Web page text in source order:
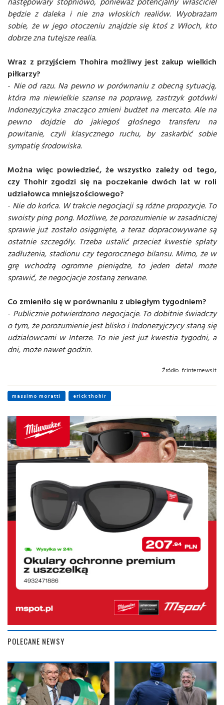
będzie z daleka i nie zna włoskich realiów. Wyobrażam
sobie, że w jego otoczeniu znajdzie się ktoś z Włoch, kto
dobrze zna tutejsze realia.
Wraz z przyjściem Thohira możliwy jest zakup wielkich
piłkarzy?
- Nie od razu. Na pewno w porównaniu z obecną sytuacją,
która ma niewielkie szanse na poprawę, zastrzyk gotówki
Indonezyjczyka znacząco zmieni budżet na mercato. Ale na
pewno dojdzie do jakiegoś głośnego transferu na
powitanie, czyli klasycznego ruchu, by zaskarbić sobie
sympatię środowiska.
Można więc powiedzieć, że wszystko zależy od tego,
czy Thohir zgodzi się na poczekanie dwóch lat w roli
udziałowca mniejszościowego?
- Nie do końca. W trakcie negocjacji są różne propozycje. To
swoisty ping pong. Możliwe, że porozumienie w zasadniczej
sprawie już zostało osiągnięte, a teraz dopracowywane są
ostatnie szczegóły. Trzeba ustalić przecież kwestie spłaty
zadłużenia, stadionu czy tegorocznego bilansu. Mimo, że w
grę wchodzą ogromne pieniądze, to jeden detal może
sprawić, że negocjacje zostaną zerwane.
Co zmieniło się w porównaniu z ubiegłym tygodniem?
- Publicznie potwierdzono negocjacje. To dobitnie świadczy
o tym, że porozumienie jest blisko i Indonezyjczycy staną się
udziałowcami w Interze. To nie jest już kwestia tygodni, a
dni, może nawet godzin.
Źródło: fcinternews.it
massimo moratti erick thohir
POLECANE NEWSY